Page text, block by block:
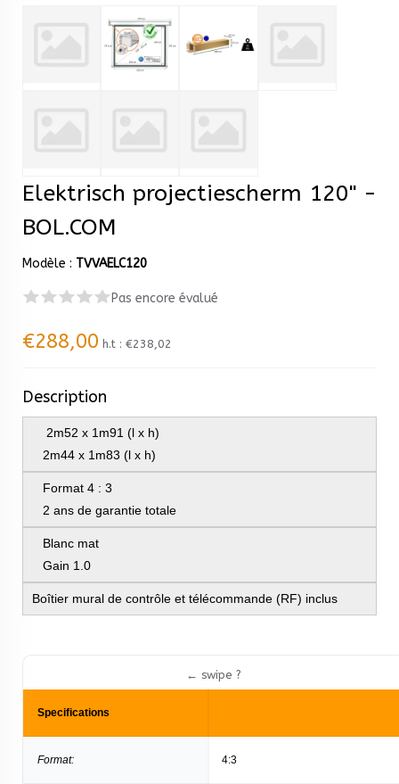
Elektrisch projectiescherm 120" -
BOL.COM
Modèle : TVVAELC120
Pas encore évalué
€288,00 h.t : €238,02
Description
2m52 x 1m91 (l x h)
2m44 x 1m83 (l x h)
Format 4 : 3
2 ans de garantie totale
Blanc mat
Gain 1.0
Boîtier mural de contrôle et télécommande (RF) inclus
Specifications
Format: 4:3